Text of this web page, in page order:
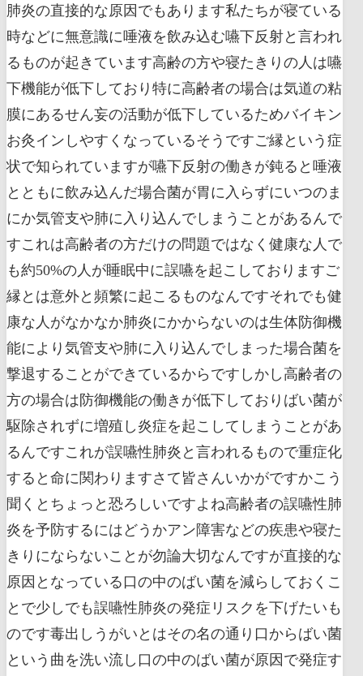
肺炎の直接的な原因でもあります私たちが寝ている
時などに無意識に唾液を飲み込む嚥下反射と言われ
るものが起きています高齢の方や寝たきりの人は嚥
下機能が低下しており特に高齢者の場合は気道の粘
膜にあるせん妄の活動が低下しているためバイキン
お灸インしやすくなっているそうですご縁という症
状で知られていますが嚥下反射の働きが鈍ると唾液
とともに飲み込んだ場合菌が胃に入らずにいつのま
にか気管支や肺に入り込んでしまうことがあるんで
すこれは高齢者の方だけの問題ではなく健康な人で
も約50%の人が睡眠中に誤嚥を起こしておりますご
縁とは意外と頻繁に起こるものなんですそれでも健
康な人がなかなか肺炎にかからないのは生体防御機
能により気管支や肺に入り込んでしまった場合菌を
撃退することができているからですしかし高齢者の
方の場合は防御機能の働きが低下しておりばい菌が
駆除されずに増殖し炎症を起こしてしまうことがあ
るんですこれが誤嚥性肺炎と言われるもので重症化
すると命に関わりますさて皆さんいかがですかこう
聞くとちょっと恐ろしいですよね高齢者の誤嚥性肺
炎を予防するにはどうかアン障害などの疾患や寝た
きりにならないことが勿論大切なんですが直接的な
原因となっている口の中のばい菌を減らしておくこ
とで少しでも誤嚥性肺炎の発症リスクを下げたいも
のです毒出しうがいとはその名の通り口からばい菌
という曲を洗い流し口の中のばい菌が原因で発症す